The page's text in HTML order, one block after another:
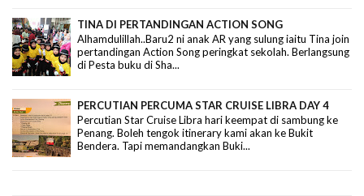
TINA DI PERTANDINGAN ACTION SONG
Alhamdulillah..Baru2 ni anak AR yang sulung iaitu Tina join
pertandingan Action Song peringkat sekolah. Berlangsung
di Pesta buku di Sha...
PERCUTIAN PERCUMA STAR CRUISE LIBRA DAY 4
Percutian Star Cruise Libra hari keempat di sambung ke
Penang. Boleh tengok itinerary kami akan ke Bukit
Bendera. Tapi memandangkan Buki...